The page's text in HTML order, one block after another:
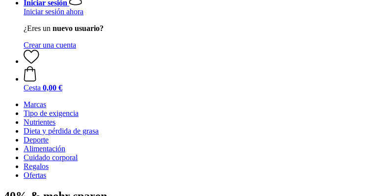
Iniciar sesión
Iniciar sesión ahora
¿Eres un nuevo usuario?
Crear una cuenta
Cesta 0,00 €
Marcas
Tipo de exigencia
Nutrientes
Dieta y pérdida de grasa
Deporte
Alimentación
Cuidado corporal
Regalos
Ofertas